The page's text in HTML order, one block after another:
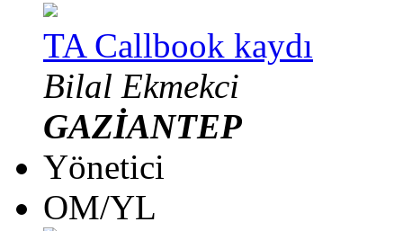
TA Callbook kaydı
Bilal Ekmekci
GAZİANTEP
Yönetici
OM/YL